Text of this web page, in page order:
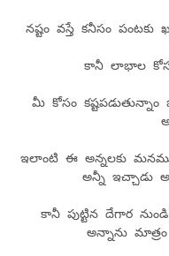
నష్టం వస్తే కనీసం
కానీ లాభాల
మీ కోసం కష్టపడుతున్నాం
ఇలాంటి ఈ అన్నలకు
అన్నీ ఇచ్చాడు
కానీ పుట్టిన దేగార
అన్నాను